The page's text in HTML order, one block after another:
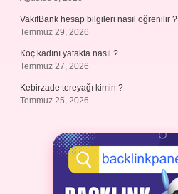
VakıfBank hesap bilgileri nasıl öğrenilir ?
Temmuz 29, 2026
Koç kadını yatakta nasıl ?
Temmuz 27, 2026
Kebirzade tereyağı kimin ?
Temmuz 25, 2026